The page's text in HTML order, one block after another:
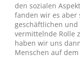
den sozialen
fanden wir es aber
geschäftlichen
vermittelnde Rolle
haben wir uns
Menschen auf